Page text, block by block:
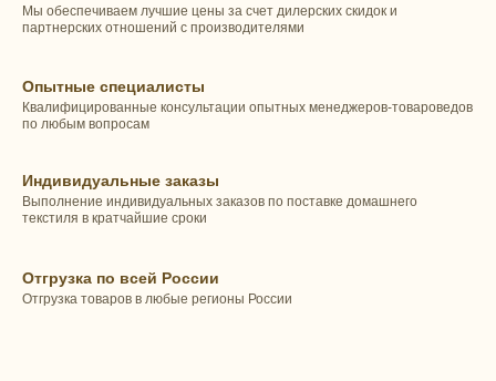
Мы обеспечиваем лучшие цены за счет дилерских скидок и
партнерских отношений с производителями
Опытные специалисты
Квалифицированные консультации опытных менеджеров-товароведов
по любым вопросам
Индивидуальные заказы
Выполнение индивидуальных заказов по поставке домашнего
текстиля в кратчайшие сроки
Отгрузка по всей России
Отгрузка товаров в любые регионы России